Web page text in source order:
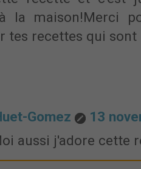
à la maison!Merci
tes recettes qui sont
Gomez
13
aussi j'adore cette